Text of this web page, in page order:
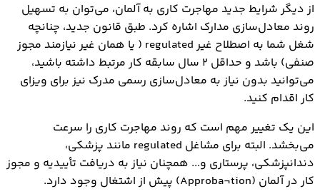
از دیگر شرایط جدید مهاجرت کاری به آلمان، می‌توان به تسهیل
روند معادل‌سازی مدارک اشاره کرد. طبق قانون جدید، چنانچه
شغل شما به اصطلاح غیر regulated ( یا همان غیر نیازمند مجوز
صنفی) باشد و حداقل ۲ سال سابقه کار مرتبط داشته باشید،
می‌توانید بدون نیاز به معادل‌سازی رسمی مدرک نیز برای ویزای
کار اقدام کنید.
این یک تغییر مهم است که روند مهاجرت کاری را سرعت
می‌بخشد. البته برای مشاغل regulated مانند پزشکی،
دندانپزشکی، پرستاری و... همچنان نیاز به دریافت تأییدیه و مجوز
کار در آلمان (Approba¬tion) پیش از اشتغال وجود دارد.